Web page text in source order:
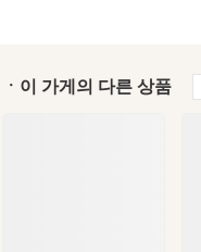
ㆍ이 가게의 다른 상품